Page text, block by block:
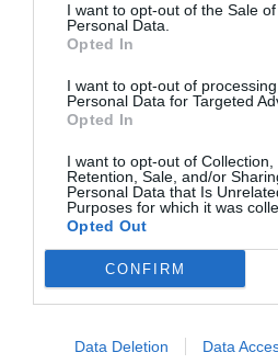
I want to opt-out of the Sale
Personal Data.
Opted In
I want to opt-out of
Personal Data for Targeted
Opted In
I want to opt-out of Collection,
Retention, Sale, and/or
Personal Data that Is
Purposes for which it was
Opted Out
CONFIRM
Data Deletion Data